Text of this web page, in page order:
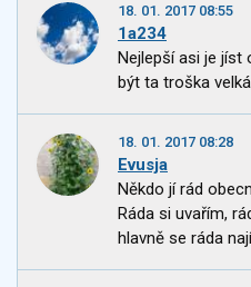
18. 01. 2017 08:55
1a234
Nejlepší asi je jíst
být ta troška
18. 01. 2017 08:28
Evusja
Někdo jí rád
Ráda si uvařím,
hlavně se ráda